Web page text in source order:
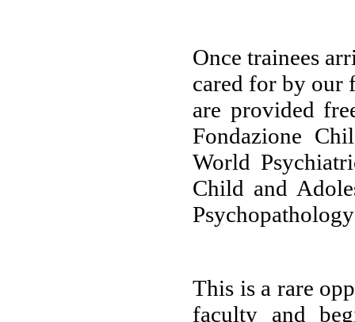
Once trainees
cared for by our
are provided
Fondazione
World
Child and
This is a rare
faculty and